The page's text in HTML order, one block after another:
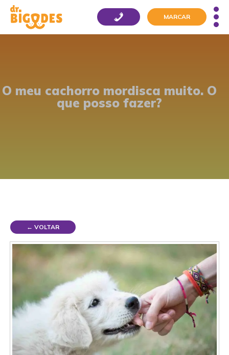
MARCAR
O meu cachorro mordisca muito. O
que posso fazer?
← VOLTAR